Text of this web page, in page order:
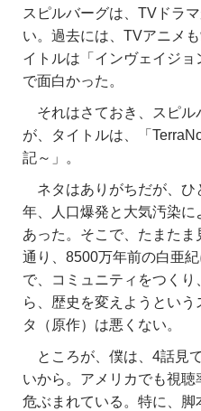
スピルバーグは、TVドラ
い。過去には、TVアニメ
イトルは「インヴェイジ
で面白かった。
それはさておき、スピ
が、タイトルは、「
記～」。
ネタはありがちだが、
年、人口爆発と大気汚染
あった。そこで、たまた
通り、8500万年前の白亜
で、コミュニティをつく
ら、歴史を変えようとい
タ（原作）は悪くない。
ところが、僕は、4話見
いから。アメリカでも視
危ぶまれている。特に、